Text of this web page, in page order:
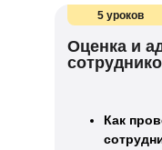
5 уроков
Оценка и
Как